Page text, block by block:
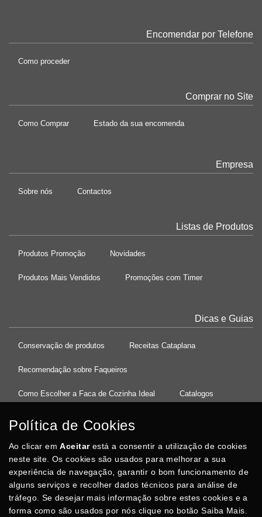
Encomendar por Telefone
Como proceder
Comprar no Site
Como Comprar Estado da sua encomenda
Empresa
Sobre nós Contactos
Listas de Produtos
Produtos Promoção Novidades
Produtos Mais Vendidos Promoções com Timer
Dicas e Guias
Conservação de produtos Receitas Cataplana
Recomendação sobre Faqueiros
Como Escolher a Faca de Cozinha Ideal Catalogos
37°08'27.5"N 8°32'13.9"W
Posso Ajudar?
Política de Cookies
Ao clicar emAceitarestá a consentir a utilização de cookies
neste site. Os cookies são usados para melhorar a sua
experiência de navegação, garantir o bom funcionamento de
alguns serviços e recolher dados técnicos para análise de
tráfego. Se desejar mais informação sobre estes cookies e a
forma como são usados por nós clique no botão Saiba Mais.